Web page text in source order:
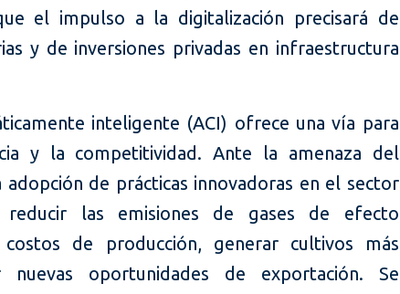
el impulso a la digitalización precisará de
y de inversiones privadas en infraestructura
inteligente (ACI) ofrece una vía para
y la competitividad. Ante la amenaza del
adopción de prácticas innovadoras en el sector
reducir las emisiones de gases de efecto
de producción, generar cultivos más
oportunidades de exportación. Se